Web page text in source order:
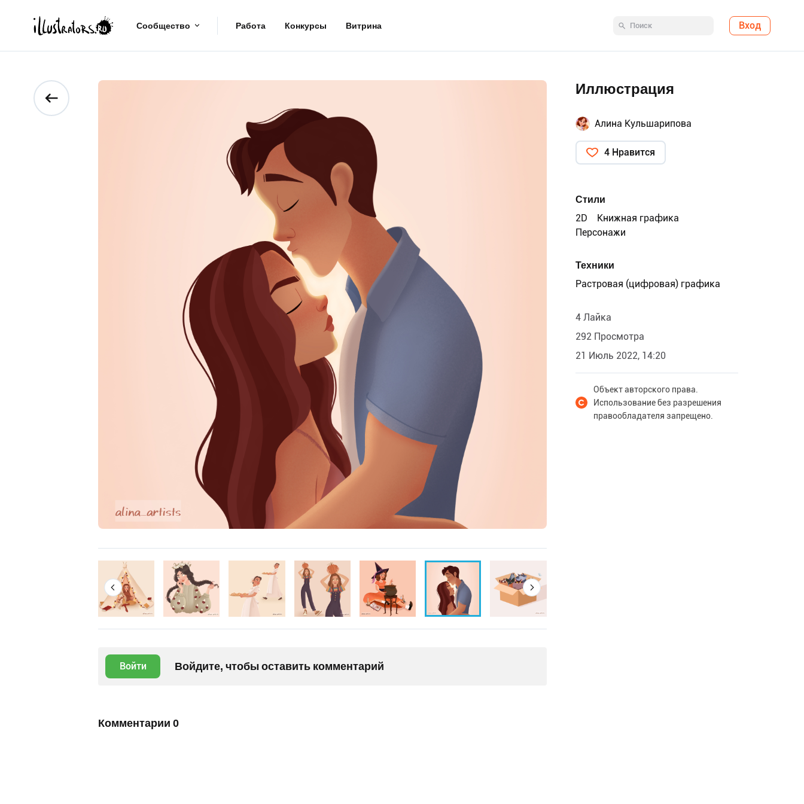
Сообщество Работа Конкурсы Витрина Вход
Войти Войдите, чтобы оставить комментарий
Комментарии 0
Иллюстрация
Алина Кульшарипова
4 Нравится
Стили
2D
Книжная графика
Персонажи
Техники
Растровая (цифровая) графика
4 Лайка
292 Просмотра
21 Июль 2022, 14:20
Объект авторского права.
Использование без разрешения
правообладателя запрещено.